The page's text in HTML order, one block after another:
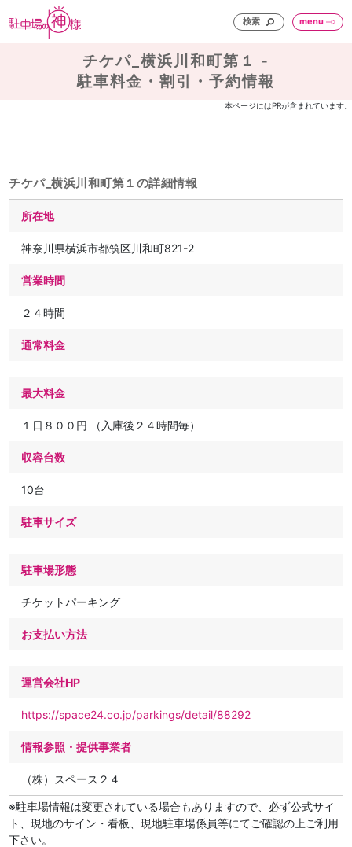
検索 menu
チケパ_横浜川和町第１ -
駐車料金・割引・予約情報
本ページにはPRが含まれています。
チケパ_横浜川和町第１の詳細情報
所在地
神奈川県横浜市都筑区川和町821-2
営業時間
２４時間
通常料金
最大料金
１日８００円 （入庫後２４時間毎）
収容台数
10台
駐車サイズ
駐車場形態
チケットパーキング
お支払い方法
運営会社HP
https://space24.co.jp/parkings/detail/88292
情報参照・提供事業者
（株）スペース２４
※駐車場情報は変更されている場合もありますので、必ず公式サイ
ト、現地のサイン・看板、現地駐車場係員等にてご確認の上ご利用
下さい。